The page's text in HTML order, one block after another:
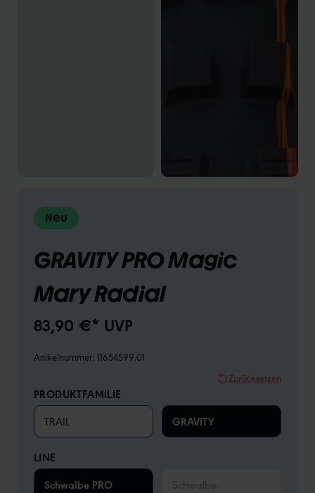
Neu
GRAVITY PRO Magic
Mary Radial
83,90 €* UVP
Artikelnummer: 11654599.01
Zurücksetzen
PRODUKTFAMILIE
TRAIL GRAVITY
LINE
Schwalbe PRO
Schwalbe